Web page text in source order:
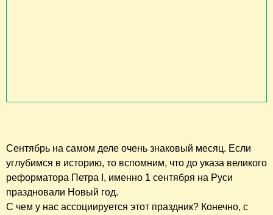
Сентябрь на самом деле очень знаковый месяц. Если
углубимся в историю, то вспомним, что до указа великого
реформатора Петра I, именно 1 сентября на Руси
праздновали Новый год.
С чем у нас ассоциируется этот праздник? Конечно, с